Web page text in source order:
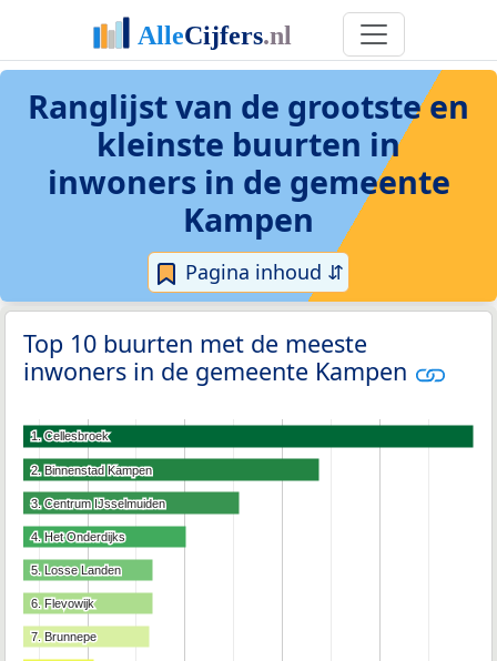
Ranglijst van de grootste en
kleinste buurten in
inwoners in de gemeente
Kampen
Pagina inhoud ⇵
Top 10 buurten met de meeste
inwoners in de gemeente Kampen
1. Cellesbroek
1. Cellesbroek
2. Binnenstad Kampen
2. Binnenstad Kampen
3. Centrum IJsselmuiden
3. Centrum IJsselmuiden
4. Het Onderdijks
4. Het Onderdijks
5. Losse Landen
5. Losse Landen
6. Flevowijk
6. Flevowijk
7. Brunnepe
7. Brunnepe